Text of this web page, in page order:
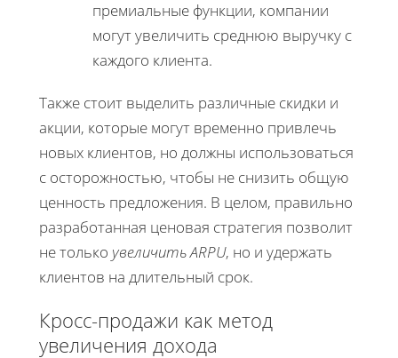
премиальные функции, компании
могут увеличить среднюю выручку с
каждого клиента.
Также стоит выделить различные скидки и
акции, которые могут временно привлечь
новых клиентов, но должны использоваться
с осторожностью, чтобы не снизить общую
ценность предложения. В целом, правильно
разработанная ценовая стратегия позволит
не только увеличить ARPU, но и удержать
клиентов на длительный срок.
Кросс-продажи как метод
увеличения дохода